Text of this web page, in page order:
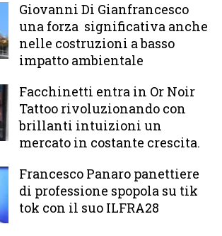
Giovanni Di Gianfrancesco
una forza significativa anche
nelle costruzioni a basso
impatto ambientale
Facchinetti entra in Or Noir
Tattoo rivoluzionando con
brillanti intuizioni un
mercato in costante crescita.
Francesco Panaro panettiere
di professione spopola su tik
tok con il suo ILFRA28